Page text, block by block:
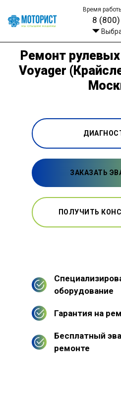
Время
8
Ремонт
Voyager
ЗАКАЗАТЬ
ПОЛУЧИТЬ
оборудование
Гарантия на
Бесплатный
ремонте